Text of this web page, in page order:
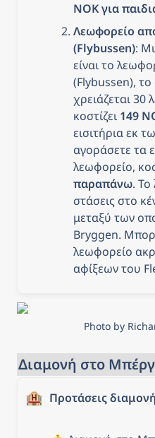
NOK για
Λεωφορείο
(Flybussen):
είναι το
(Flybussen),
χρειάζεται 30
κοστίζει 149
εισιτήρια εκ
αγοράσετε τα
λεωφορείο,
παραπάνω. Το
στάσεις στο
μεταξύ των
Bryggen.
λεωφορείο
αφίξεων του
Photo by
Διαμονή στο
🏨 Προτάσεις